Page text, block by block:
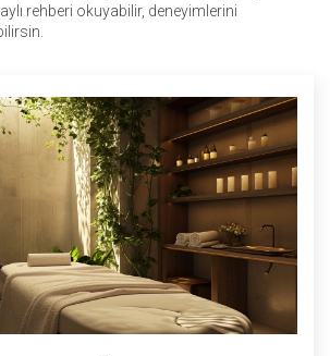
rehberi okuyabilir, deneyimlerini